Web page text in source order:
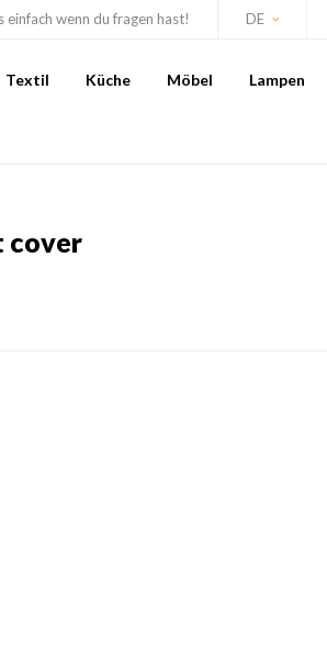
wenn du fragen hast! DE
Textil Küche Möbel Lampen
cover